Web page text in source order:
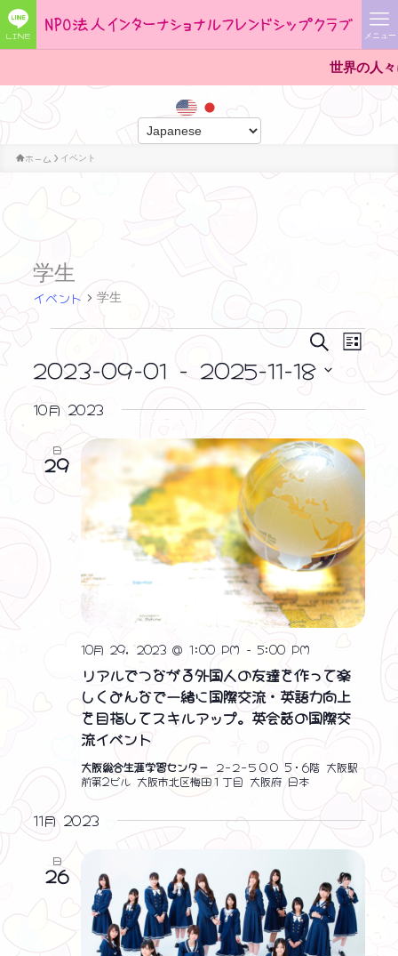
LINE メニュー
世界の人々に出会えるから
ホーム イベント
学生
イベント 学生
ベ
ン
イ
ベ
ン
ト
を
検
索
し
て
ナ
ビ
ゲ
ー
ョ
示
検
イ
ト
ュ
ー
ナ
ビ
ゲ
ー
シ
ョ
ン
リ
2023-09-01 - 2025-11-18
付
選
10月 2023
日
29
リアルでつながる外国人の友達を作って楽
しくみんなで一緒に国際交流・英語力向上
を目指してスキルアップ。英会話の国際交
流イベント
10月 29, 2023 @ 1:00 PM -5:00 PM
大阪総合生涯学習センター ２−２−５００ 5・6階 大阪駅
前第2ビル 大阪市北区梅田１丁目 大阪府 日本
11月 2023
日
26